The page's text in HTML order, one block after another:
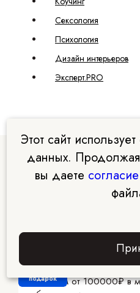
подарок
Сексология
Психология
Дизайн интерьеров
Эксперт.PRO
Курсы
Интегративная
Решите проблемы со
доходом от 100000₽ в
Этот сайт
данных. Продолжая
вы даете согласие